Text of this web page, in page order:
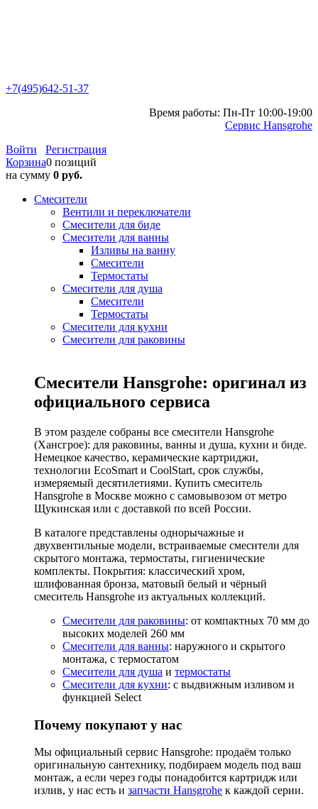
+7(495)642-51-37
Время работы: Пн-Пт 10:00-19:00
Сервис Hansgrohe
Войти
Регистрация
Корзина0 позиций
на сумму 0 руб.
Смесители
Вентили и переключатели
Смесители для биде
Смесители для ванны
Изливы на ванну
Смесители
Термостаты
Смесители для душа
Смесители
Термостаты
Смесители для кухни
Смесители для раковины
Смесители Hansgrohe: оригинал из
официального сервиса
В этом разделе собраны все смесители Hansgrohe
(Хансгрое): для раковины, ванны и душа, кухни и биде.
Немецкое качество, керамические картриджи,
технологии EcoSmart и CoolStart, срок службы,
измеряемый десятилетиями. Купить смеситель
Hansgrohe в Москве можно с самовывозом от метро
Щукинская или с доставкой по всей России.
В каталоге представлены однорычажные и
двухвентильные модели, встраиваемые смесители для
скрытого монтажа, термостаты, гигиенические
комплекты. Покрытия: классический хром,
шлифованная бронза, матовый белый и чёрный
смеситель Hansgrohe из актуальных коллекций.
Смесители для раковины: от компактных 70 мм до
высоких моделей 260 мм
Смесители для ванны: наружного и скрытого
монтажа, с термостатом
Смесители для душа и термостаты
Смесители для кухни: с выдвижным изливом и
функцией Select
Почему покупают у нас
Мы официальный сервис Hansgrohe: продаём только
оригинальную сантехнику, подбираем модель под ваш
монтаж, а если через годы понадобится картридж или
излив, у нас есть и запчасти Hansgrohe к каждой серии.